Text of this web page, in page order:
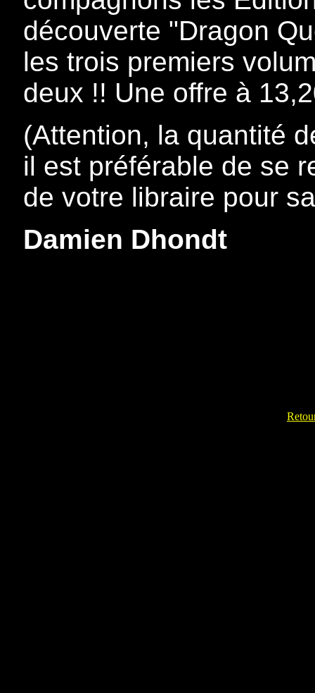
découverte "Dragon
les trois premiers
deux !! Une offre à
(Attention, la quantité
il est préférable de se
de votre libraire pour
Damien Dhondt